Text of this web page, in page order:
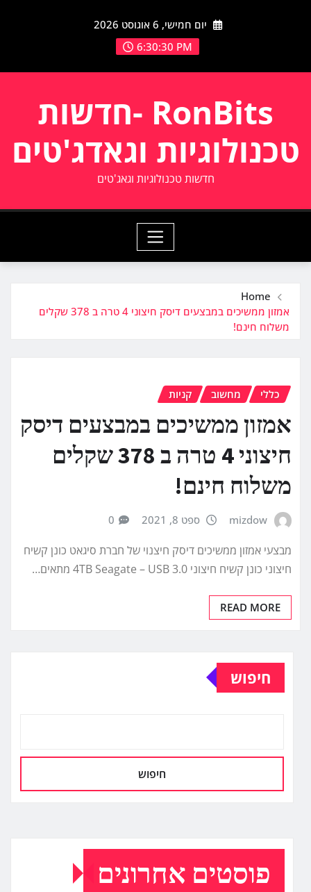
יום חמישי, 6 אוגוסט 2026
6:30:31 PM
RonBits -חדשות
טכנולוגיות וגאדג'טים
חדשות טכנולוגיות וגאג'טים
Home
אמזון ממשיכים במבצעים דיסק חיצוני 4 טרה ב 378 שקלים
משלוח חינם!
כללי מחשוב קניות
אמזון ממשיכים במבצעים דיסק
חיצוני 4 טרה ב 378 שקלים
משלוח חינם!
mizdow ספט 8, 2021 0
מבצעי אמזון ממשיכים דיסק חיצנוי של חברת סיגאט כונן קשיח
חיצוני כונן קשיח חיצוני 4TB Seagate – USB 3.0 מתאים…
READ MORE
חיפוש
חיפוש
פוסטים אחרונים